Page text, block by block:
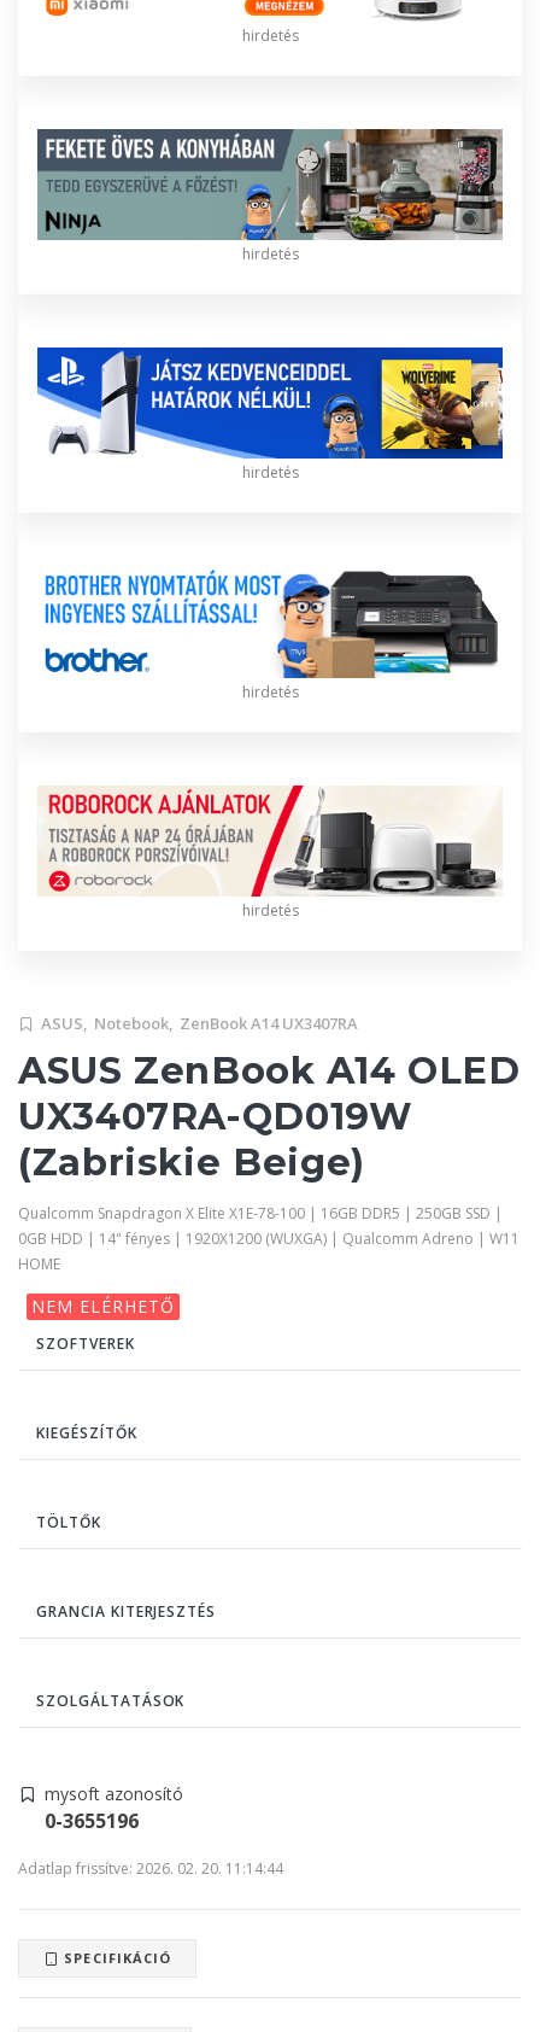
hirdetés
hirdetés
hirdetés
hirdetés
hirdetés
ASUS, Notebook, ZenBook A14 UX3407RA
ASUS ZenBook A14 OLED
UX3407RA-QD019W
(Zabriskie Beige)
Qualcomm Snapdragon X Elite X1E-78-100 | 16GB DDR5 | 250GB SSD |
0GB HDD | 14" fényes | 1920X1200 (WUXGA) | Qualcomm Adreno | W11
HOME
NEM ELÉRHETŐ
SZOFTVEREK
KIEGÉSZÍTŐK
TÖLTŐK
GRANCIA KITERJESZTÉS
SZOLGÁLTATÁSOK
mysoft azonosító
0-3655196
Adatlap frissítve: 2026. 02. 20. 11:14:44
SPECIFIKÁCIÓ